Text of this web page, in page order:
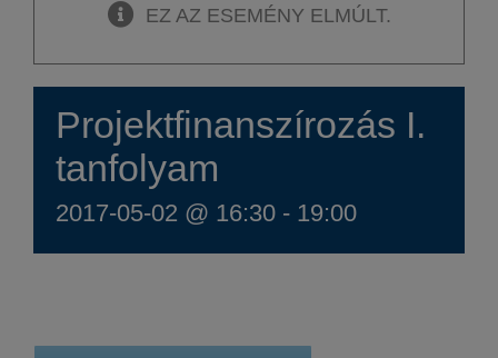
EZ AZ ESEMÉNY ELMÚLT.
Projektfinanszírozás I.
tanfolyam
2017-05-02 @ 16:30 - 19:00